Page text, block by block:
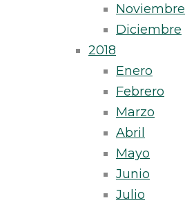
Noviembre
Diciembre
2018
Enero
Febrero
Marzo
Abril
Mayo
Junio
Julio